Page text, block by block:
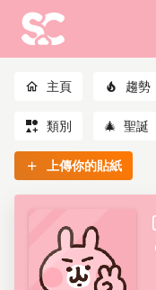
主頁 趨勢
類別 🎄 聖誕
上傳你的貼紙